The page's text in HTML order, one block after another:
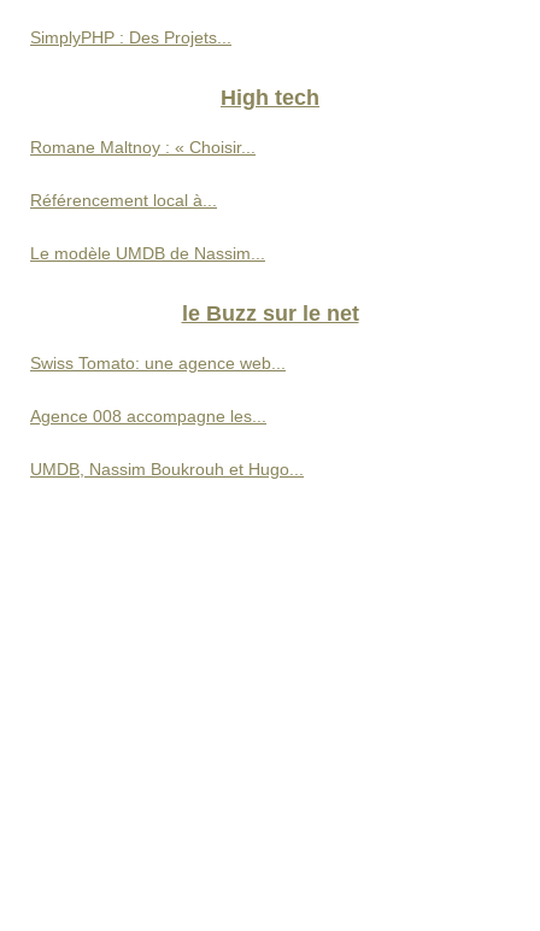
SimplyPHP : Des Projets...
High tech
Romane Maltnoy : « Choisir...
Référencement local à...
Le modèle UMDB de Nassim...
le Buzz sur le net
Swiss Tomato: une agence web...
Agence 008 accompagne les...
UMDB, Nassim Boukrouh et Hugo...